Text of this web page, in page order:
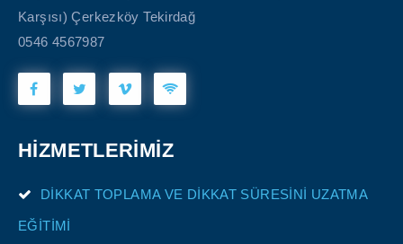
Karşısı) Çerkezköy Tekirdağ
0546 4567987
HİZMETLERİMİZ
DİKKAT TOPLAMA VE DİKKAT SÜRESİNİ UZATMA
EĞİTİMİ